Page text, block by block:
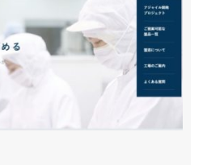
情報収集に基づく競争力
メ開発をサポートする化
ーカー
社日生クリーン